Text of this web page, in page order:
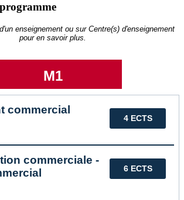
enseignement ou sur Centre(s) d'enseignement
pour en savoir plus.
M1
4 ECTS
commercial
6 ECTS
commerciale -